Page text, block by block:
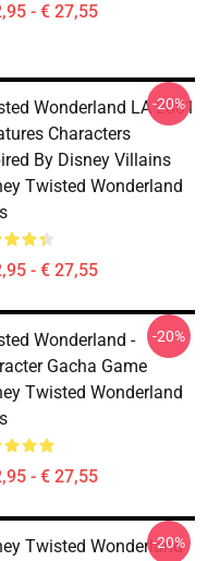
- € 27,55
Wonderland LA 2801
Characters
By Disney Villains
Twisted Wonderland
- € 27,55
-20%
Wonderland -
Gacha Game
Twisted Wonderland
- € 27,55
-20%
Twisted Wonderland
-20%